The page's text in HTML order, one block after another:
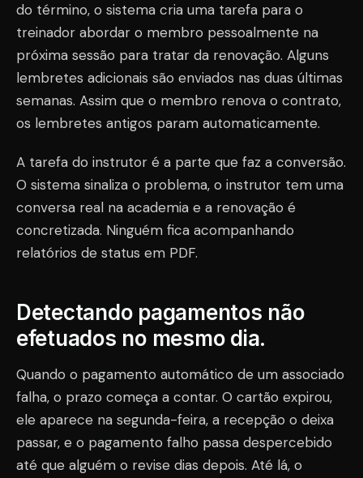
do término, o sistema cria uma tarefa para o
treinador abordar o membro pessoalmente na
próxima sessão para tratar da renovação. Alguns
lembretes adicionais são enviados nas duas últimas
semanas. Assim que o membro renova o contrato,
os lembretes antigos param automaticamente.
A tarefa do instrutor é a parte que faz a conversão.
O sistema sinaliza o problema, o instrutor tem uma
conversa real na academia e a renovação é
concretizada. Ninguém fica acompanhando
relatórios de status em PDF.
Detectando pagamentos não
efetuados no mesmo dia.
Quando o pagamento automático de um associado
falha, o prazo começa a contar. O cartão expirou,
ele aparece na segunda-feira, a recepção o deixa
passar, e o pagamento falho passa despercebido
até que alguém o revise dias depois. Até lá, o